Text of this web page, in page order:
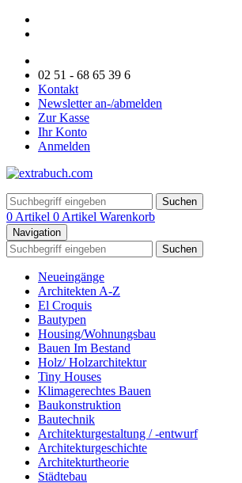
02 51 - 68 65 39 6
Kontakt
Newsletter an-/abmelden
Zur Kasse
Ihr Konto
Anmelden
Suchen
0 Artikel 0 Artikel Warenkorb
Navigation
Suchen
Neueingänge
Architekten A-Z
El Croquis
Bautypen
Housing/Wohnungsbau
Bauen Im Bestand
Holz/ Holzarchitektur
Tiny Houses
Klimagerechtes Bauen
Baukonstruktion
Bautechnik
Architekturgestaltung / -entwurf
Architekturgeschichte
Architekturtheorie
Städtebau